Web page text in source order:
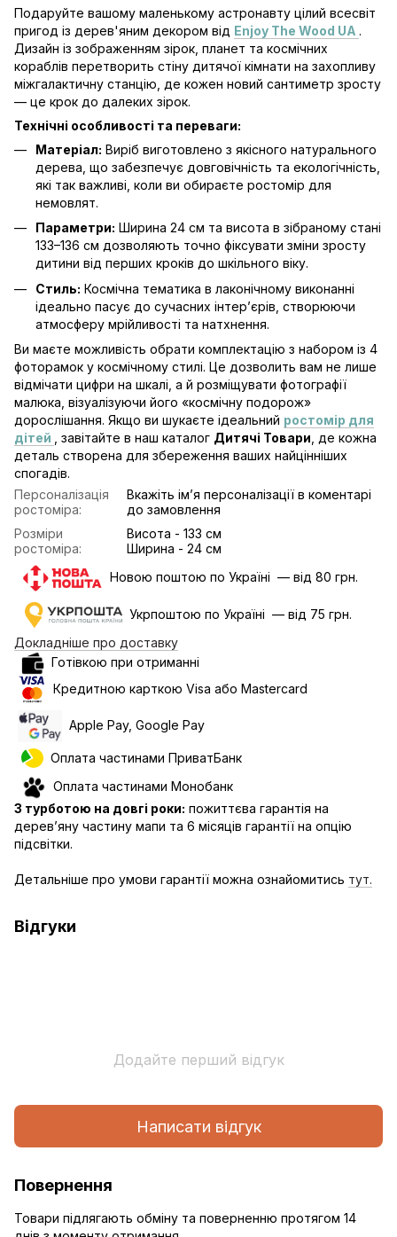
Подаруйте вашому маленькому астронавту цілий всесвіт
пригод із дерев'яним декором від Enjoy The Wood UA .
Дизайн із зображенням зірок, планет та космічних
кораблів перетворить стіну дитячої кімнати на захопливу
міжгалактичну станцію, де кожен новий сантиметр зросту
— це крок до далеких зірок.
Технічні особливості та переваги:
Матеріал: Виріб виготовлено з якісного натурального
дерева, що забезпечує довговічність та екологічність,
які так важливі, коли ви обираєте ростомір для
немовлят.
Параметри: Ширина 24 см та висота в зібраному стані
133–136 см дозволяють точно фіксувати зміни зросту
дитини від перших кроків до шкільного віку.
Стиль: Космічна тематика в лаконічному виконанні
ідеально пасує до сучасних інтер’єрів, створюючи
атмосферу мрійливості та натхнення.
Ви маєте можливість обрати комплектацію з набором із 4
фоторамок у космічному стилі. Це дозволить вам не лише
відмічати цифри на шкалі, а й розміщувати фотографії
малюка, візуалізуючи його «космічну подорож»
дорослішання. Якщо ви шукаєте ідеальний ростомір для
дітей
, завітайте в наш каталог Дитячі Товари , де кожна
деталь створена для збереження ваших найцінніших
спогадів.
Персоналізація
ростоміра:
Вкажіть імʼя персоналізації в коментарі
до замовлення
Розміри
ростоміра:
Висота - 133 см
Ширина - 24 см
Новою поштою по Україні — від 80 грн.
Укрпоштою по Україні — від 75 грн.
Докладніше про доставку
Готівкою при отриманні
Кредитною карткою Visa або Mastercard
Apple Pay, Google Pay
Оплата частинами ПриватБанк
Оплата частинами Монобанк
З турботою на довгі роки: пожиттєва гарантія на
дерев’яну частину мапи та 6 місяців гарантії на опцію
підсвітки.
Детальніше про умови гарантії можна ознайомитись тут.
Відгуки
Додайте перший відгук
Написати відгук
Повернення
Товари підлягають обміну та поверненню протягом 14